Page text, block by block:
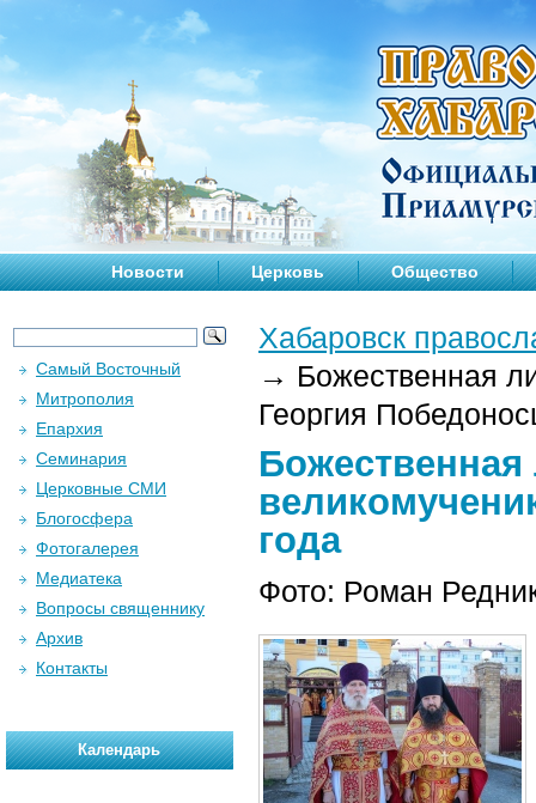
Новости Церковь Общество
Хабаровск
→ Божественная
Георгия
Божественная
года
Фото: Роман
Самый Восточный
Митрополия
Епархия
Семинария
Церковные СМИ
Блогосфера
Фотогалерея
Медиатека
Вопросы священнику
Архив
Контакты
Календарь